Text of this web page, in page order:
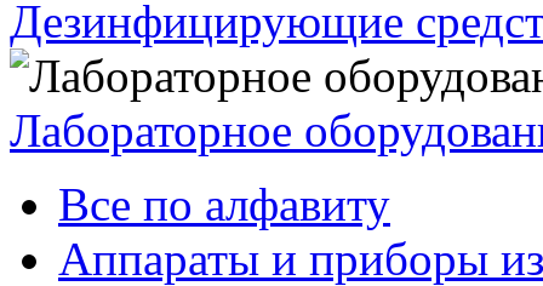
Дезинфицирующие
Лабораторное
Все по алфавиту
Аппараты и приборы из